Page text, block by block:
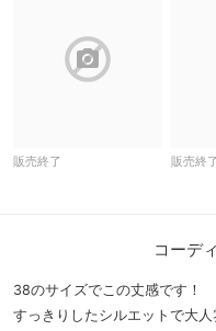
block
販売終了 販売終了
コーデ
38のサイズでこの丈感です！
すっきりしたシルエットで大人